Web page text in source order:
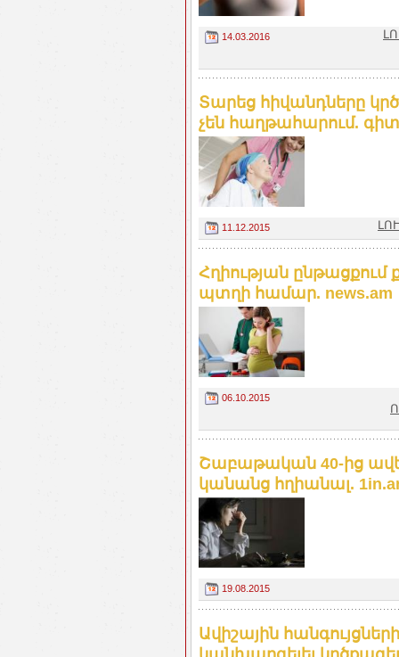
14.03.2016
Տարեց հիվանդները
չեն հաղթահարում.
11.12.2015
Հղիության ընթացքում
պտղի համար. news.am
06.10.2015
Շաբաթական 40-ից
կանանց հղիանալ.
19.08.2015
Ավիշային